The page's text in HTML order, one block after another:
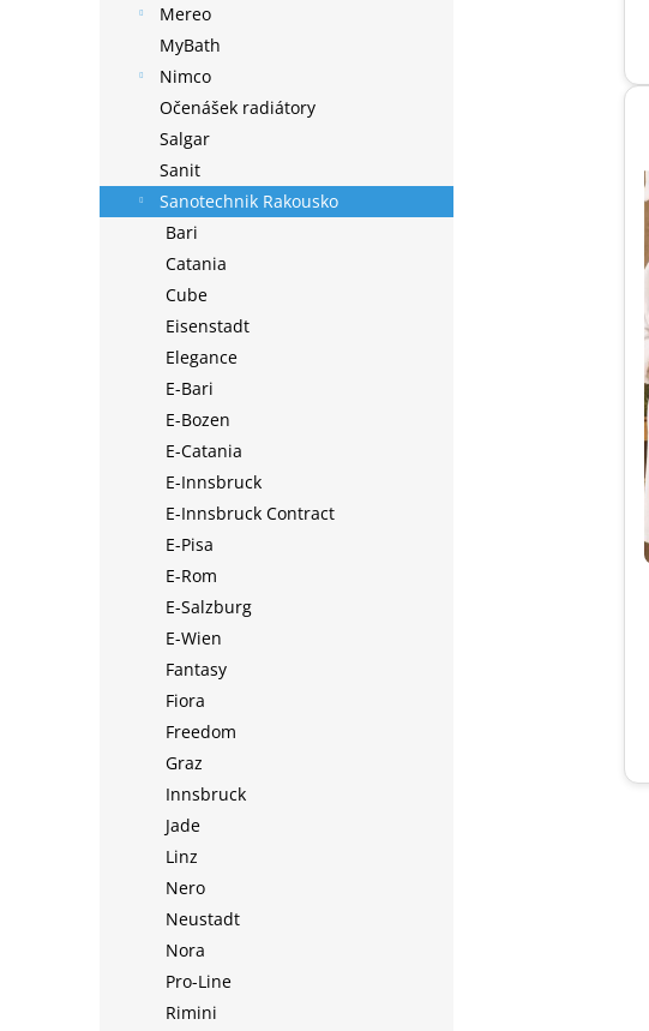
Mereo
MyBath
Nimco
Očenášek radiátory
Salgar
Sanit
Sanotechnik Rakousko
Bari
Catania
Cube
Eisenstadt
Elegance
E-Bari
E-Bozen
E-Catania
E-Innsbruck
E-Innsbruck Contract
E-Pisa
E-Rom
E-Salzburg
E-Wien
Fantasy
Fiora
Freedom
Graz
Innsbruck
Jade
Linz
Nero
Neustadt
Nora
Pro-Line
Rimini